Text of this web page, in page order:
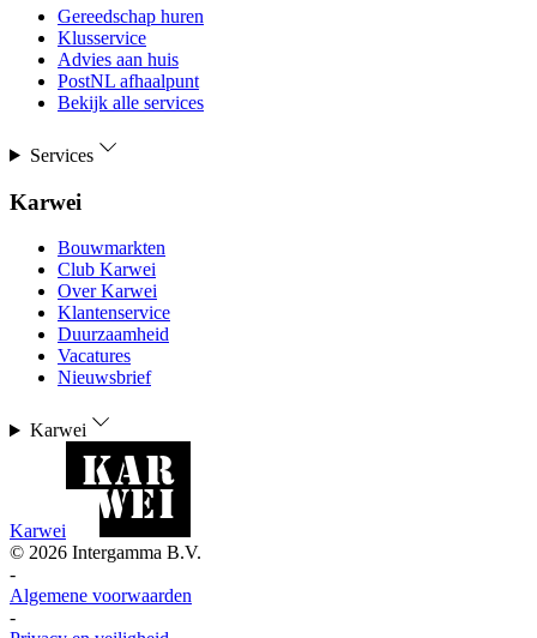
Gereedschap huren
Klusservice
Advies aan huis
PostNL afhaalpunt
Bekijk alle services
Services
Karwei
Bouwmarkten
Club Karwei
Over Karwei
Klantenservice
Duurzaamheid
Vacatures
Nieuwsbrief
Karwei
Karwei
© 2026 Intergamma B.V.
-
Algemene voorwaarden
-